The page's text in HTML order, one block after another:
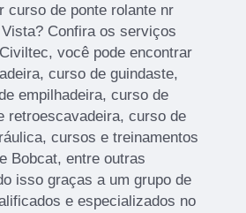
curso de ponte rolante nr
Confira os serviços
você pode encontrar
curso de guindaste,
empilhadeira, curso de
retroescavadeira, curso de
cursos e treinamentos
Bobcat, entre outras
isso graças a um grupo de
e especializados no